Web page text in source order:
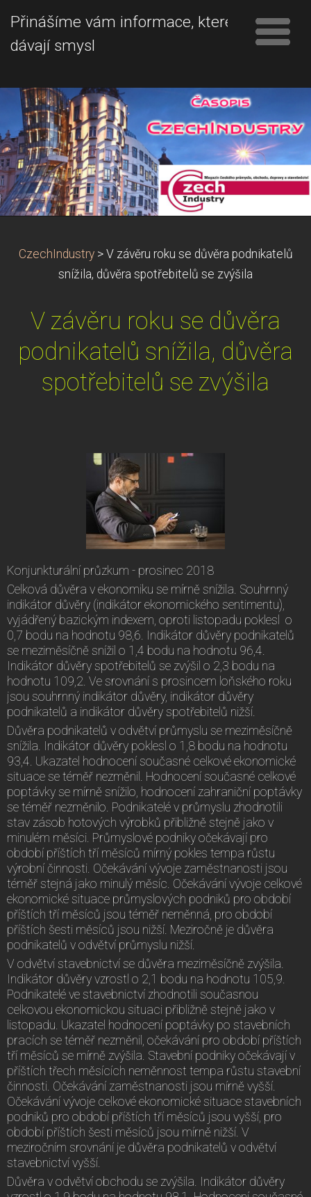
Přinášíme vám informace, které
dávají smysl
CzechIndustry > V závěru roku se důvěra podnikatelů
snížila, důvěra spotřebitelů se zvýšila
V závěru roku se důvěra
podnikatelů snížila, důvěra
spotřebitelů se zvýšila
Konjunkturální průzkum - prosinec 2018
Celková důvěra v ekonomiku se mírně snížila. Souhrnný
indikátor důvěry (indikátor ekonomického sentimentu),
vyjádřený bazickým indexem, oproti listopadu poklesl o
0,7 bodu na hodnotu 98,6. Indikátor důvěry podnikatelů
se meziměsíčně snížil o 1,4 bodu na hodnotu 96,4.
Indikátor důvěry spotřebitelů se zvýšil o 2,3 bodu na
hodnotu 109,2. Ve srovnání s prosincem loňského roku
jsou souhrnný indikátor důvěry, indikátor důvěry
podnikatelů a indikátor důvěry spotřebitelů nižší.
Důvěra podnikatelů v odvětví průmyslu se meziměsíčně
snížila. Indikátor důvěry poklesl o 1,8 bodu na hodnotu
93,4. Ukazatel hodnocení současné celkové ekonomické
situace se téměř nezměnil. Hodnocení současné celkové
poptávky se mírně snížilo, hodnocení zahraniční poptávky
se téměř nezměnilo. Podnikatelé v průmyslu zhodnotili
stav zásob hotových výrobků přibližně stejně jako v
minulém měsíci. Průmyslové podniky očekávají pro
období příštích tří měsíců mírný pokles tempa růstu
výrobní činnosti. Očekávání vývoje zaměstnanosti jsou
téměř stejná jako minulý měsíc. Očekávání vývoje celkové
ekonomické situace průmyslových podniků pro období
příštích tří měsíců jsou téměř neměnná, pro období
příštích šesti měsíců jsou nižší. Meziročně je důvěra
podnikatelů v odvětví průmyslu nižší.
V odvětví stavebnictví se důvěra meziměsíčně zvýšila.
Indikátor důvěry vzrostl o 2,1 bodu na hodnotu 105,9.
Podnikatelé ve stavebnictví zhodnotili současnou
celkovou ekonomickou situaci přibližně stejně jako v
listopadu. Ukazatel hodnocení poptávky po stavebních
pracích se téměř nezměnil, očekávání pro období příštích
tří měsíců se mírně zvýšila. Stavební podniky očekávají v
příštích třech měsících neměnnost tempa růstu stavební
činnosti. Očekávání zaměstnanosti jsou mírně vyšší.
Očekávání vývoje celkové ekonomické situace stavebních
podniků pro období příštích tří měsíců jsou vyšší, pro
období příštích šesti měsíců jsou mírně nižší. V
meziročním srovnání je důvěra podnikatelů v odvětví
stavebnictví vyšší.
Důvěra v odvětví obchodu se zvýšila. Indikátor důvěry